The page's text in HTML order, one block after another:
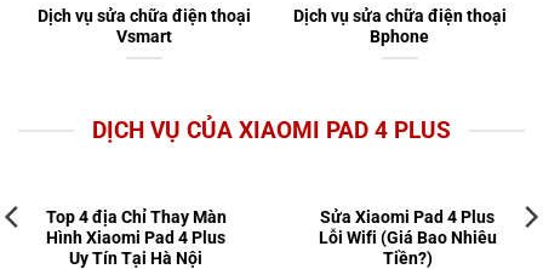
Dịch vụ sửa chữa điện thoại
Vsmart
Dịch vụ sửa chữa điện thoại
Bphone
DỊCH VỤ CỦA XIAOMI PAD 4 PLUS
Top 4 địa Chỉ Thay Màn
Hình Xiaomi Pad 4 Plus
Uy Tín Tại Hà Nội
Sửa Xiaomi Pad 4 Plus
Lỗi Wifi (Giá Bao Nhiêu
Tiền?)